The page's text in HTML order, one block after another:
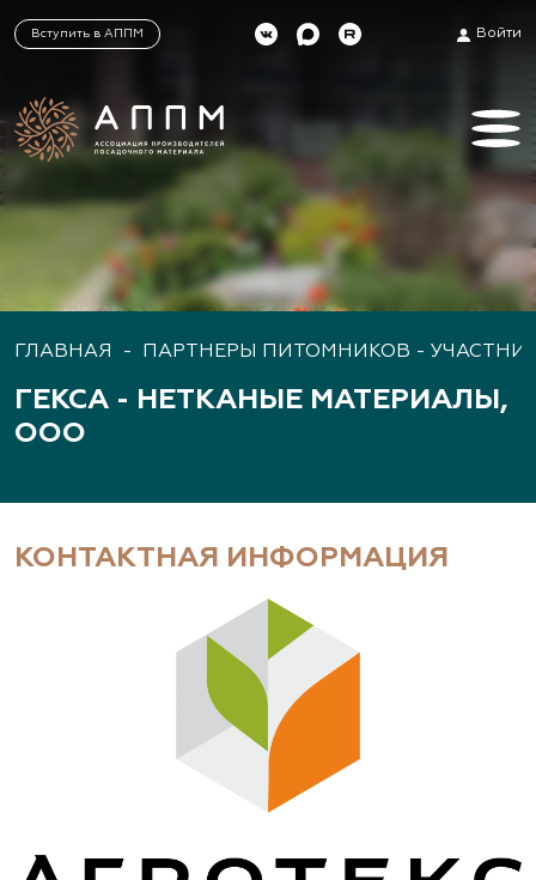
Вступить в АППМ Войти
ГЛАВНАЯ - ПАРТНЕРЫ ПИТОМНИКОВ -
ГЕКСА - НЕТКАНЫЕ МАТЕРИАЛЫ,
ООО
КОНТАКТНАЯ ИНФОРМАЦИЯ